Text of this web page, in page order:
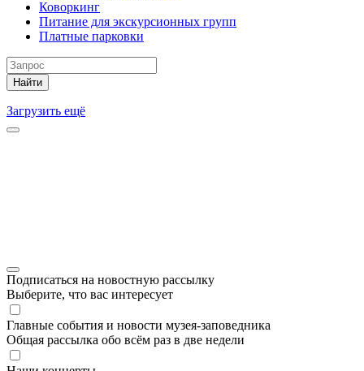
Коворкинг
Питание для экскурсионных групп
Платные парковки
Найти
Загрузить ещё
Подписаться на новостную рассылку
Выберите, что вас интересует
Главные события и новости музея-заповедника
Общая рассылка обо всём раз в две недели